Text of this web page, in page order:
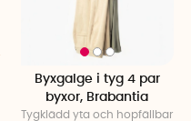
Byxgalge i tyg 4 par
byxor, Brabantia
Tygklädd yta och hopfällbar